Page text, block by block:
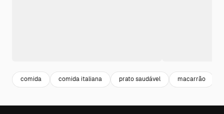
comida comida italiana prato saudável macarrão